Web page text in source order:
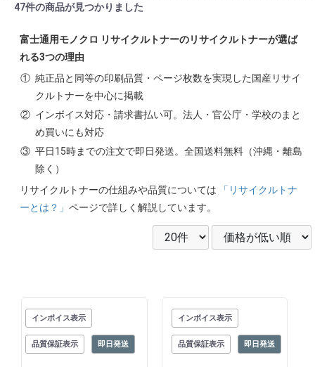
47件の商品が見つかりました
富士通用モノクロ リサイクルトナーのリサイクルトナーが選ば
れる3つの理由
① 純正品と同等の印刷品質・ページ枚数を実現した国産リサイ
クルトナーを中心に掲載
② インボイス対応・請求書払い可。法人・官公庁・学校のまと
め買いにも対応
③ 平日15時までの注文で即日発送。全国送料無料（沖縄・離島
除く）
リサイクルトナーの仕組みや品質については
「リサイクルトナ
ーとは？」 ページで詳しく解説しています。
インボイス表示
品質保証表示 即日発送
インボイス表示
品質保証表示 即日発送